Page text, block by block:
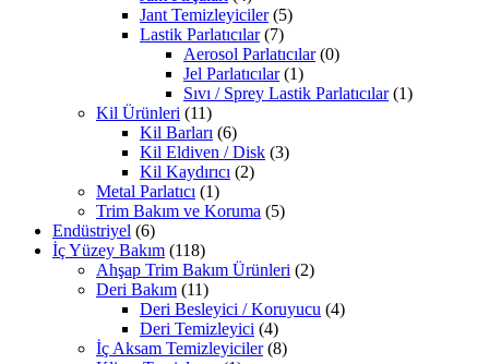
Jant Temizleyiciler (5)
Lastik Parlatıcılar (7)
Aerosol Parlatıcılar (0)
Jel Parlatıcılar (1)
Sıvı / Sprey Lastik Parlatıcılar (1)
Kil Ürünleri (11)
Kil Barları (6)
Kil Eldiven / Disk (3)
Kil Kaydırıcı (2)
Metal Parlatıcı (1)
Trim Bakım ve Koruma (5)
Endüstriyel (6)
İç Yüzey Bakım (118)
Ahşap Trim Bakım Ürünleri (2)
Deri Bakım (11)
Deri Besleyici / Koruyucu (4)
Deri Temizleyici (4)
İç Aksam Temizleyiciler (8)